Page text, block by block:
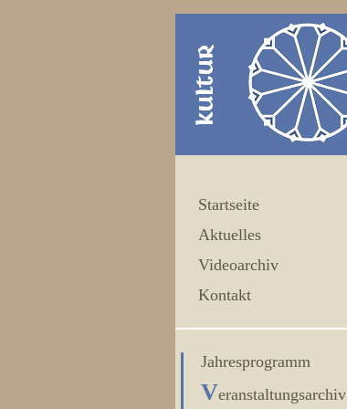
Startseite
Aktuelles
Videoarchiv
Kontakt
Jahresprogramm
Veranstaltungsarchiv